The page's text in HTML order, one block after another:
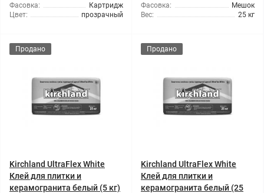
Фасовка:
Картридж
Цвет:
прозрачный
Фасовка:
Мешок
Вес:
25 кг
Продано
Kirchland UltraFlex White
Клей для плитки и
керамогранита белый (5 кг)
Продано
Kirchland UltraFlex White
Клей для плитки и
керамогранита белый (25